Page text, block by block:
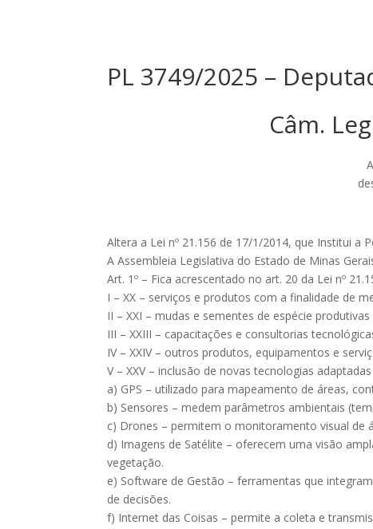
PL 3749/2025 –
Câm.
Altera a Lei nº 21.156 de 17/1/2014, que Institui a
A Assembleia Legislativa do Estado de Minas
Art. 1º – Fica acrescentado no art. 20 da Lei nº
I – XX – serviços e produtos com a finalidade de
II – XXI – mudas e sementes de espécie
III – XXIII – capacitações e consultorias
IV – XXIV – outros produtos, equipamentos e
V – XXV – inclusão de novas tecnologias
a) GPS – utilizado para mapeamento de áreas,
b) Sensores – medem parâmetros ambientais
c) Drones – permitem o monitoramento visual de
d) Imagens de Satélite – oferecem uma visão
vegetação.
e) Software de Gestão – ferramentas que
de decisões.
f) Internet das Coisas – permite a coleta e